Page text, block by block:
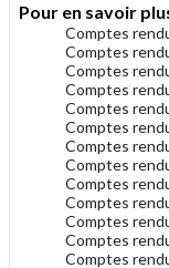
Pour en savoir
Comptes
Comptes
Comptes
Comptes
Comptes
Comptes
Comptes
Comptes
Comptes
Comptes
Comptes
Comptes
Comptes